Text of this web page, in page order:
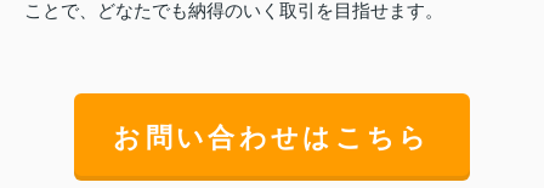
ことで、どなたでも納得のいく取引を目指せます。
お問い合わせはこちら